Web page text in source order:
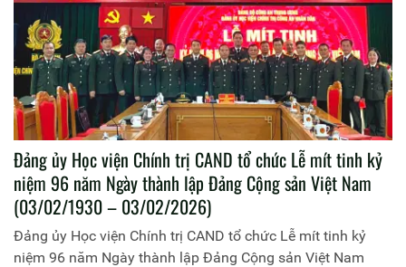
Đảng ủy Học viện Chính trị CAND tổ chức Lễ mít tinh kỷ
niệm 96 năm Ngày thành lập Đảng Cộng sản Việt Nam
(03/02/1930 – 03/02/2026)
Đảng ủy Học viện Chính trị CAND tổ chức Lễ mít tinh kỷ
niệm 96 năm Ngày thành lập Đảng Cộng sản Việt Nam